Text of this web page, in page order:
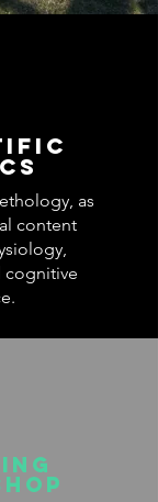
as
content
cognitive